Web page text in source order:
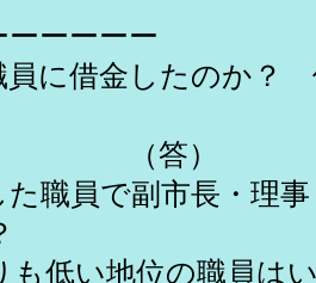
ーーーーー
員に借金したのか？
）
た職員で副市長・理
い地位の職員は